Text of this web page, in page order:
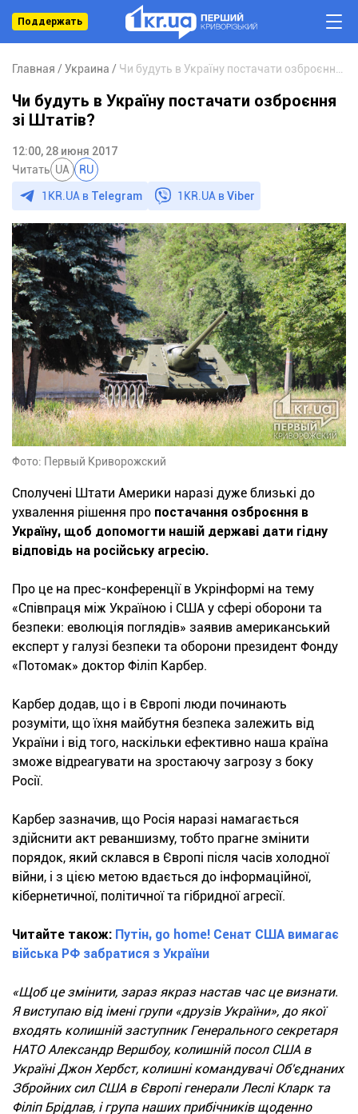
Поддержать
Главная Украина
Чи будуть в Україну постачати озброєння
зі Штатів?
12:00, 28 июня 2017
Читать UA RU
1KR.UA в Telegram 1KR.UA вViber
Фото: Первый Криворожский
Сполучені Штати Америки наразі дуже близькі до
ухвалення рішення про постачання озброєння в
Україну, щоб допомогти нашій державі дати гідну
відповідь на російську агресію.
Про це на прес-конференції в Укрінформі на тему
«Співпраця між Україною і США у сфері оборони та
безпеки: еволюція поглядів» заявив американський
експерт у галузі безпеки та оборони президент Фонду
«Потомак» доктор Філіп Карбер.
Карбер додав, що і в Європі люди починають
розуміти, що їхня майбутня безпека залежить від
України і від того, наскільки ефективно наша країна
зможе відреагувати на зростаючу загрозу з боку
Росії.
Карбер зазначив, що Росія наразі намагається
здійснити акт реваншизму, тобто прагне змінити
порядок, який склався в Європі після часів холодної
війни, і з цією метою вдається до інформаційної,
кібернетичної, політичної та гібридної агресії.
Читайте також: Путін, go homе! Сенат США вимагає
війська РФ забратися з України
«Щоб це змінити, зараз якраз настав час це визнати.
Я виступаю від імені групи «друзів України», до якої
входять колишній заступник Генерального секретаря
НАТО Александр Вершбоу, колишній посол США в
Україні Джон Хербст, колишні командувачі Об'єднаних
Збройних сил США в Європі генерали Леслі Кларк та
Філіп Брідлав, і група наших прибічників щоденно